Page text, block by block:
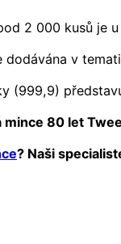
2 000 kusů je
dodávána v
(999,9)
mince 80 let
? Naši